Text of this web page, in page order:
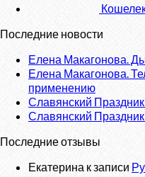
Последние новости
Елена Макагонова.
Елена Макагонова.
применению
Славянский
Славянский
Последние отзывы
Екатерина к записи